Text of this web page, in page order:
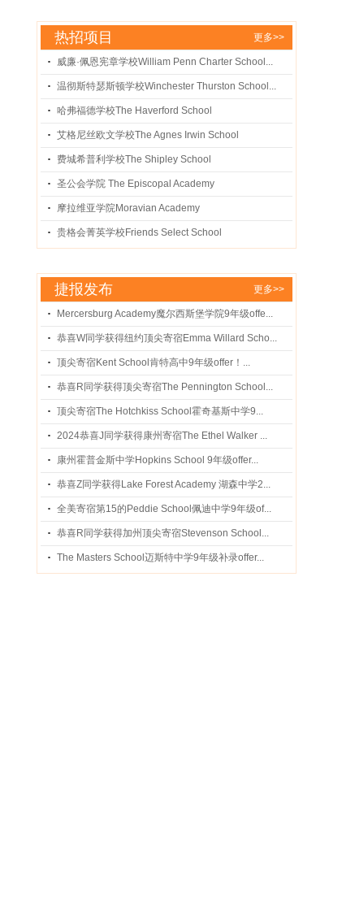
热招项目 更多>>
威廉·佩恩宪章学校William Penn Charter School...
温彻斯特瑟斯顿学校Winchester Thurston School...
哈弗福德学校The Haverford School
艾格尼丝欧文学校The Agnes Irwin School
费城希普利学校The Shipley School
圣公会学院 The Episcopal Academy
摩拉维亚学院Moravian Academy
贵格会菁英学校Friends Select School
捷报发布 更多>>
Mercersburg Academy魔尔西斯堡学院9年级offe...
恭喜W同学获得纽约顶尖寄宿Emma Willard Scho...
顶尖寄宿Kent School肯特高中9年级offer！...
恭喜R同学获得顶尖寄宿The Pennington School...
顶尖寄宿The Hotchkiss School霍奇基斯中学9...
2024恭喜J同学获得康州寄宿The Ethel Walker ...
康州霍普金斯中学Hopkins School 9年级offer...
恭喜Z同学获得Lake Forest Academy 湖森中学2...
全美寄宿第15的Peddie School佩迪中学9年级of...
恭喜R同学获得加州顶尖寄宿Stevenson School...
The Masters School迈斯特中学9年级补录offer...